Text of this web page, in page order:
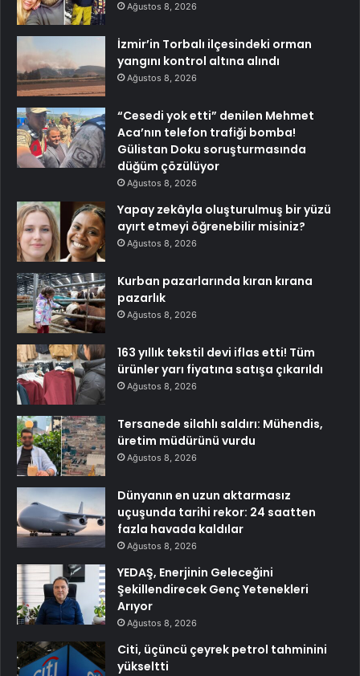
Ağustos 8, 2026
İzmir’in Torbalı ilçesindeki orman
yangını kontrol altına alındı
Ağustos 8, 2026
“Cesedi yok etti” denilen Mehmet
Aca’nın telefon trafiği bomba!
Gülistan Doku soruşturmasında
düğüm çözülüyor
Ağustos 8, 2026
Yapay zekâyla oluşturulmuş bir yüzü
ayırt etmeyi öğrenebilir misiniz?
Ağustos 8, 2026
Kurban pazarlarında kıran kırana
pazarlık
Ağustos 8, 2026
163 yıllık tekstil devi iflas etti! Tüm
ürünler yarı fiyatına satışa çıkarıldı
Ağustos 8, 2026
Tersanede silahlı saldırı: Mühendis,
üretim müdürünü vurdu
Ağustos 8, 2026
Dünyanın en uzun aktarmasız
uçuşunda tarihi rekor: 24 saatten
fazla havada kaldılar
Ağustos 8, 2026
YEDAŞ, Enerjinin Geleceğini
Şekillendirecek Genç Yetenekleri
Arıyor
Ağustos 8, 2026
Citi, üçüncü çeyrek petrol tahminini
yükseltti